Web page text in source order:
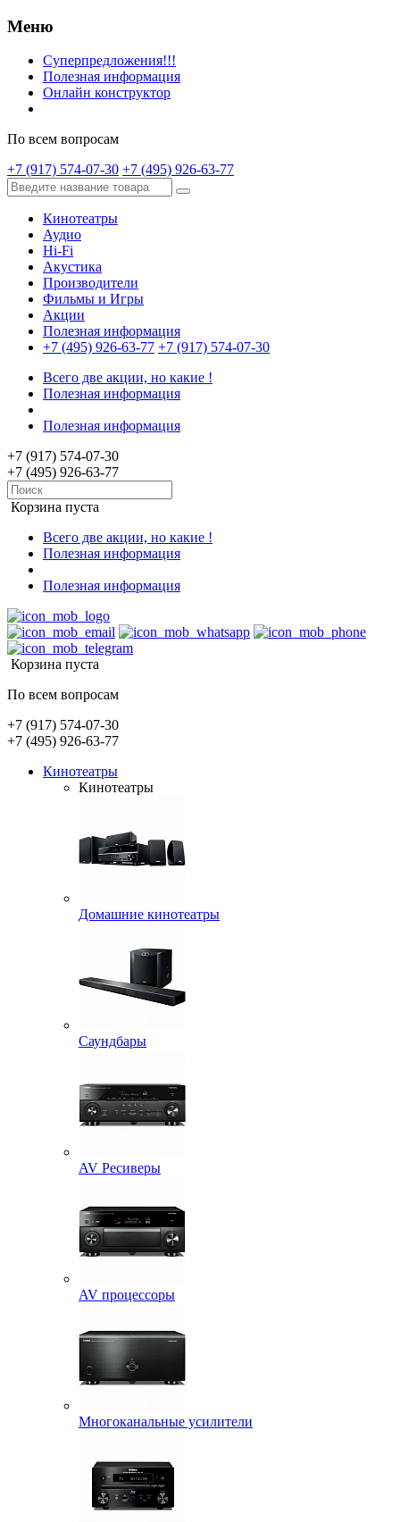
Меню
Суперпредложения!!!
Полезная информация
Онлайн конструктор
По всем вопросам
+7 (917) 574-07-30 +7 (495) 926-63-77
Кинотеатры
Аудио
Hi-Fi
Акустика
Производители
Фильмы и Игры
Акции
Полезная информация
+7 (495) 926-63-77 +7 (917) 574-07-30
Всего две акции, но какие !
Полезная информация
Полезная информация
+7 (917) 574-07-30
+7 (495) 926-63-77
Корзина пуста
Всего две акции, но какие !
Полезная информация
Полезная информация
Корзина пуста
По всем вопросам
+7 (917) 574-07-30
+7 (495) 926-63-77
Кинотеатры
Кинотеатры
Домашние кинотеатры
Саундбары
AV Ресиверы
AV процессоры
Многоканальные усилители